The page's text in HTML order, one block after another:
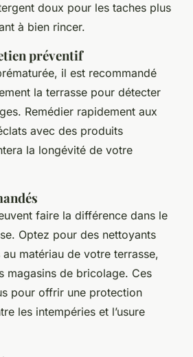
doux pour les taches plus
à bien rincer.
préventif
il est recommandé
la terrasse pour détecter
Remédier rapidement aux
avec des produits
la longévité de votre
faire la différence dans le
Optez pour des nettoyants
matériau de votre terrasse,
magasins de bricolage. Ces
pour offrir une protection
les intempéries et l’usure